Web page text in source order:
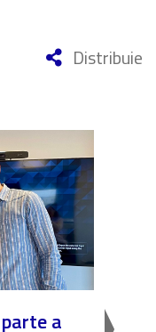
Distribuie
a